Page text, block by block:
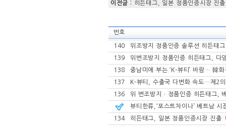
이전글 : 히든태그, 일본 정품인증시장 진출
번호
140
위조방지 정품인증 솔루션 히든태
139
위변조방지 정품인증 히든태그, 다
138
중남미에 부는 ‘K-뷰티’ 바람… 韓
137
K-뷰티, 수출국 다변화 속도…제2
136
위 변조방지ㆍ정품인증 히든태그,
뷰티한류,‘포스트차이나’ 베트남
134
히든태그, 일본 정품인증시장 진출